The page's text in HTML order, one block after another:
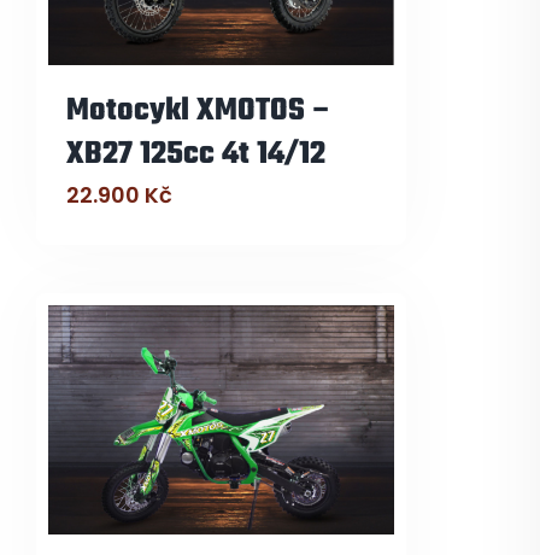
Motocykl XMOTOS –
XB27 125cc 4t 14/12
22.900 Kč